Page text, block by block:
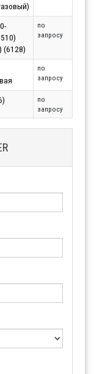
(6128)
по
запросу
по
запросу
по
запросу